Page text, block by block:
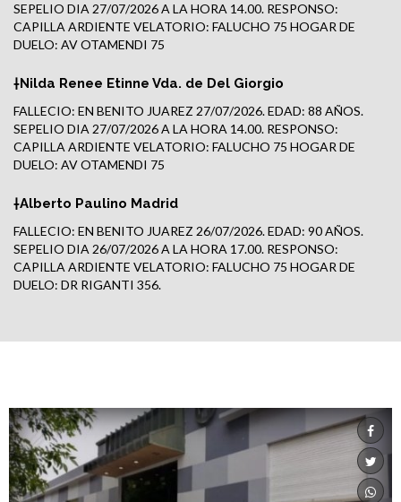
SEPELIO DIA 27/07/2026 A LA HORA 14.00. RESPONSO:
CAPILLA ARDIENTE VELATORIO: FALUCHO 75 HOGAR DE
DUELO: AV OTAMENDI 75
†Nilda Renee Etinne Vda. de Del Giorgio
FALLECIO: EN BENITO JUAREZ 27/07/2026. EDAD: 88 AÑOS.
SEPELIO DIA 27/07/2026 A LA HORA 14.00. RESPONSO:
CAPILLA ARDIENTE VELATORIO: FALUCHO 75 HOGAR DE
DUELO: AV OTAMENDI 75
†Alberto Paulino Madrid
FALLECIO: EN BENITO JUAREZ 26/07/2026. EDAD: 90 AÑOS.
SEPELIO DIA 26/07/2026 A LA HORA 17.00. RESPONSO:
CAPILLA ARDIENTE VELATORIO: FALUCHO 75 HOGAR DE
DUELO: DR RIGANTI 356.